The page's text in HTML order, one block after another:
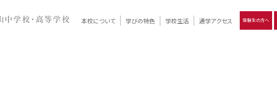
本校について 学びの特色 学校生活 通学アクセス 受験生の方へ